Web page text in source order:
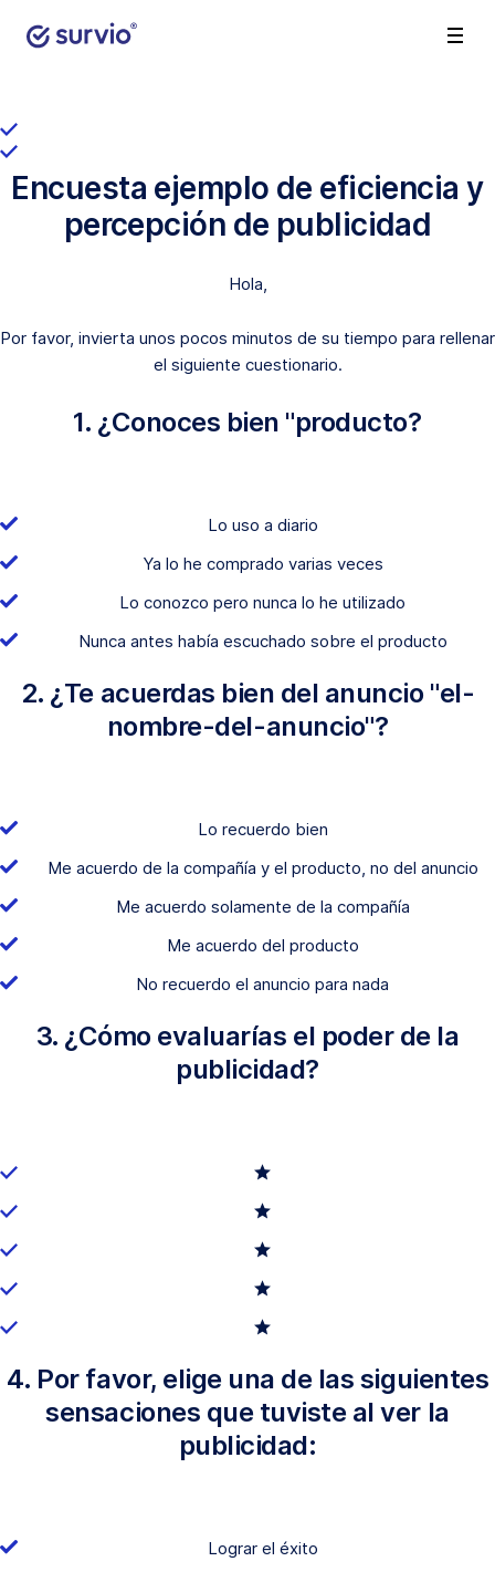
Encuesta ejemplo de eficiencia y
percepción de publicidad
Hola,
Por favor, invierta unos pocos minutos de su tiempo para rellenar
el siguiente cuestionario.
1. ¿Conoces bien "producto?
Lo uso a diario
Ya lo he comprado varias veces
Lo conozco pero nunca lo he utilizado
Nunca antes había escuchado sobre el producto
2. ¿Te acuerdas bien del anuncio "el-
nombre-del-anuncio"?
Lo recuerdo bien
Me acuerdo de la compañía y el producto, no del anuncio
Me acuerdo solamente de la compañía
Me acuerdo del producto
No recuerdo el anuncio para nada
3. ¿Cómo evaluarías el poder de la
publicidad?
4. Por favor, elige una de las siguientes
sensaciones que tuviste al ver la
publicidad:
Lograr el éxito